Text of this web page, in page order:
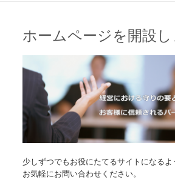
ホームページを開設し
少しずつでもお役にたてるサイトになるよ
お気軽にお問い合わせください。